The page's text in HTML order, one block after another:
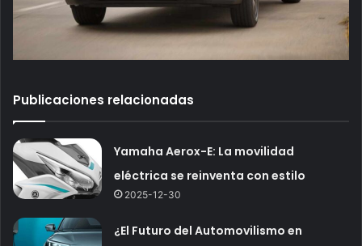
Publicaciones relacionadas
Yamaha Aerox-E: La movilidad
eléctrica se reinventa con estilo
2025-12-30
¿El Futuro del Automovilismo en